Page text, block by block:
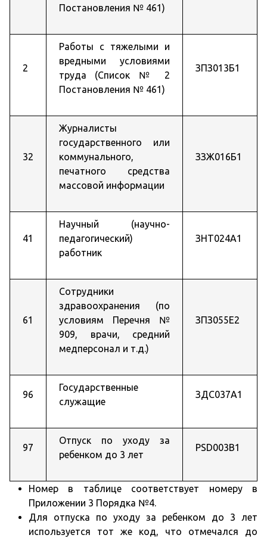
Постановления № 461)
2
Работы с тяжелыми и
вредными условиями
труда (Список № 2
Постановления № 461)
ЗПЗ013Б1
32
Журналисты
государственного или
коммунального,
печатного средства
массовой информации
ЗЗЖ016Б1
41
Научный (научно-
педагогический)
работник
ЗНТ024А1
61
Сотрудники
здравоохранения (по
условиям Перечня №
909, врачи, средний
медперсонал и т.д.)
ЗПЗ055Е2
96
Государственные
служащие
ЗДС037А1
97
Отпуск по уходу за
ребенком до 3 лет
PSD003B1
Номер в таблице соответствует номеру в
Приложении 3 Порядка №4.
Для отпуска по уходу за ребенком до 3 лет
используется тот же код, что отмечался до